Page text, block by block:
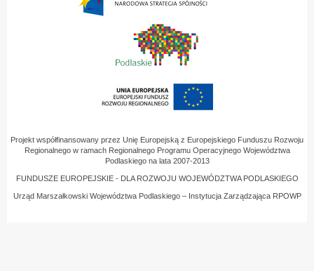
Projekt współfinansowany przez Unię Europejską z Europejskiego Funduszu Rozwoju
Regionalnego w ramach Regionalnego Programu Operacyjnego Województwa
Podlaskiego na lata 2007-2013
FUNDUSZE EUROPEJSKIE - DLA ROZWOJU WOJEWÓDZTWA PODLASKIEGO
Urząd Marszałkowski Województwa Podlaskiego – Instytucja Zarządzająca RPOWP